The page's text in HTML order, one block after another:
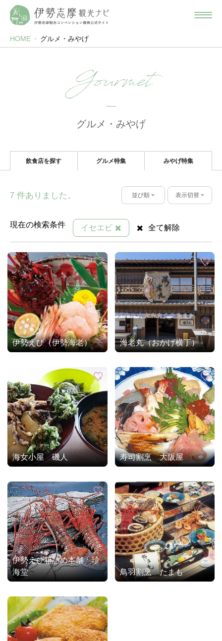
HOME グルメ・みやげ
Gourmet
グルメ・みやげ
飲食店を探す グルメ特集 みやげ特集
7 件ありました。 並び順 表示切替
現在の検索条件 イセエビ 全て解除
伊勢えび（伊勢海老） 海老丸（おかげ横丁）
海女小屋 磯人 寿司割烹 大阪屋
伊勢えび箱詰め本舗 珍
海堂
鳥羽割烹 たまも